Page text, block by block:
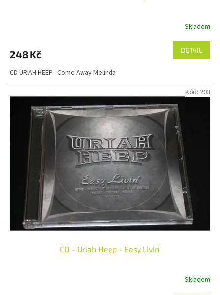
Skladem
248 Kč DETAIL
CD URIAH HEEP - Come Away Melinda
CD - Uriah Heep - Easy Livin'
Skladem
Kód: 203